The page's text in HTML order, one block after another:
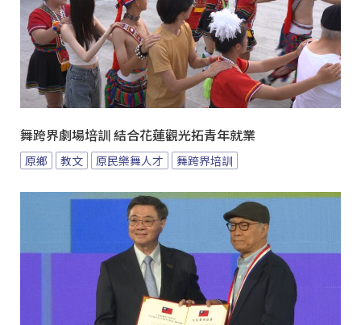
舞跨界劇場培訓 結合花蓮觀光拓青年就業
原鄉 教文 原民樂舞人才 舞跨界培訓